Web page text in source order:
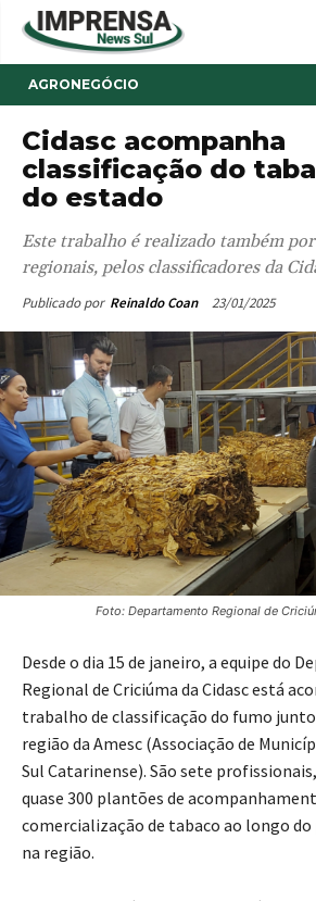
AGRONEGÓCIO
Cidasc acompanha
classificação do
do estado
Este trabalho é realizado também
regionais, pelos classificadores da
Publicado por Reinaldo Coan 23/01/2025
Foto: Departamento Regional de
Desde o dia 15 de janeiro, a equipe do
Regional de Criciúma da Cidasc está
trabalho de classificação do fumo
região da Amesc (Associação de
Sul Catarinense). São sete
quase 300 plantões de
comercialização de tabaco ao longo do
na região.